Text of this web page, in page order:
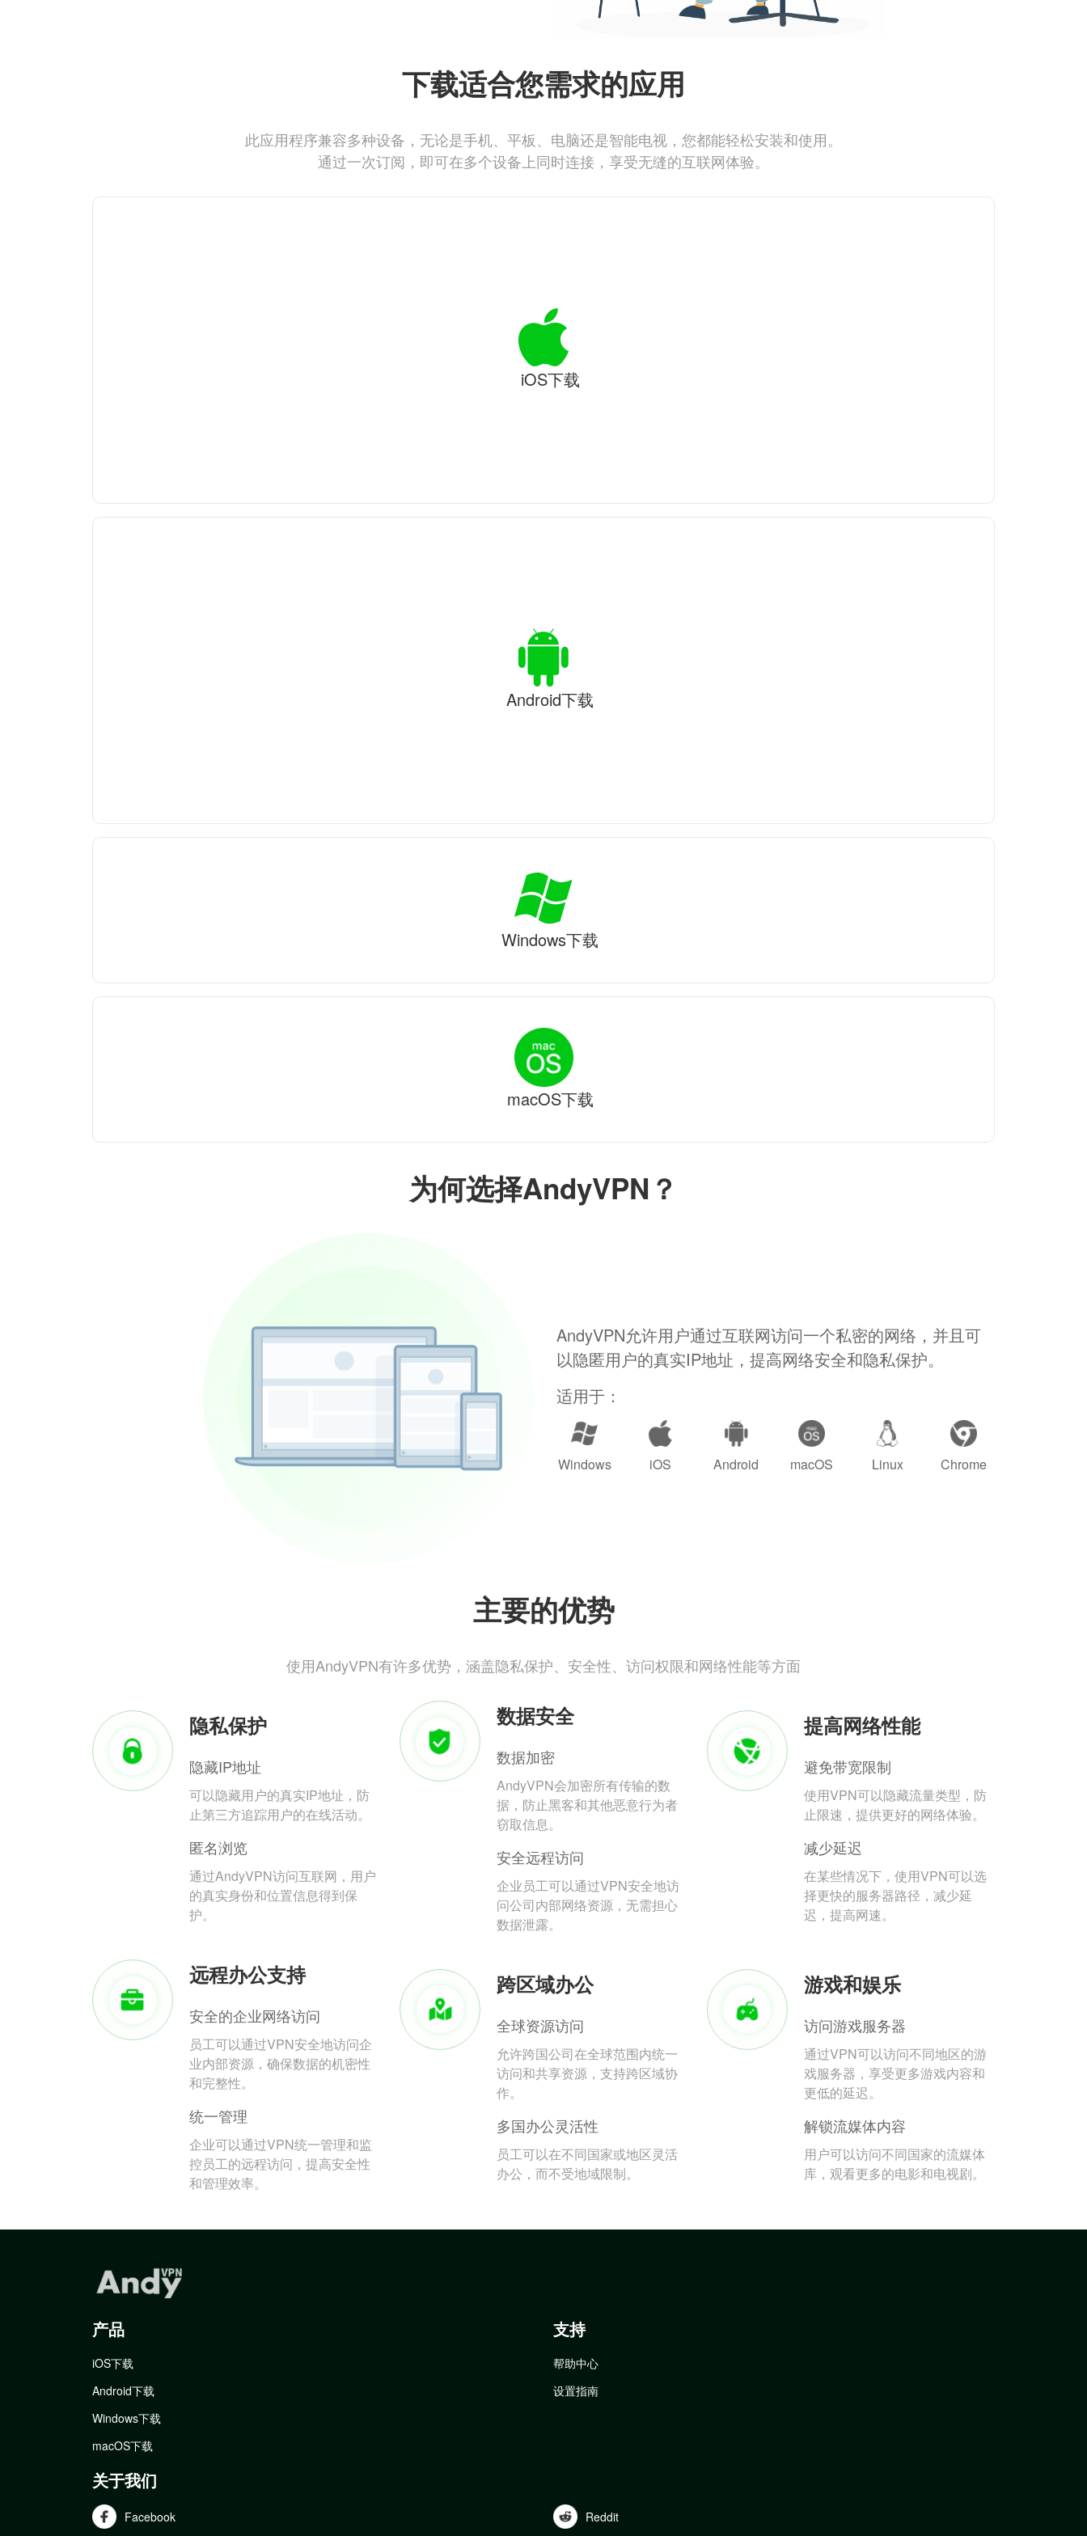
为何选择AndyVPN？
AndyVPN允许用户通过互联网访问一个私密的网络，并且可
以隐匿用户的真实IP地址，提高网络安全和隐私保护。
适用于：
Windows iOS Android macOS Linux Chrome
主要的优势
使用AndyVPN有许多优势，涵盖隐私保护、安全性、访问权限和网络性能等方面
隐私保护
隐藏IP地址
可以隐藏用户的真实IP地址，防
止第三方追踪用户的在线活动。
匿名浏览
通过AndyVPN访问互联网，用户
的真实身份和位置信息得到保
护。
数据安全
数据加密
AndyVPN会加密所有传输的数
据，防止黑客和其他恶意行为者
窃取信息。
安全远程访问
企业员工可以通过VPN安全地访
问公司内部网络资源，无需担心
数据泄露。
提高网络性能
避免带宽限制
使用VPN可以隐藏流量类型，防
止限速，提供更好的网络体验。
减少延迟
在某些情况下，使用VPN可以选
择更快的服务器路径，减少延
迟，提高网速。
远程办公支持
安全的企业网络访问
员工可以通过VPN安全地访问企
业内部资源，确保数据的机密性
和完整性。
统一管理
企业可以通过VPN统一管理和监
控员工的远程访问，提高安全性
和管理效率。
跨区域办公
全球资源访问
允许跨国公司在全球范围内统一
访问和共享资源，支持跨区域协
作。
多国办公灵活性
员工可以在不同国家或地区灵活
办公，而不受地域限制。
游戏和娱乐
访问游戏服务器
通过VPN可以访问不同地区的游
戏服务器，享受更多游戏内容和
更低的延迟。
解锁流媒体内容
用户可以访问不同国家的流媒体
库，观看更多的电影和电视剧。
下载适合您需求的应用
此应用程序兼容多种设备，无论是手机、平板、电脑还是智能电视，您都能轻松安装和使用。
通过一次订阅，即可在多个设备上同时连接，享受无缝的互联网体验。
iOS下载
Android下载
Windows下载
macOS下载
产品
iOS下载
Android下载
Windows下载
macOS下载
支持
帮助中心
设置指南
关于我们
Facebook Reddit